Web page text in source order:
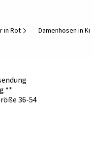
in Rot Damenhosen in
**
36-54